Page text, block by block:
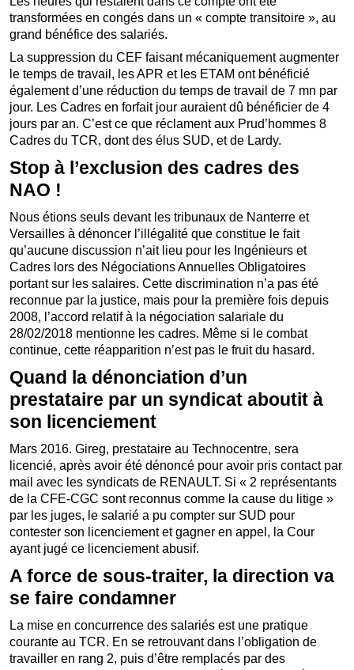
transformées en congés dans un « compte transitoire », au
grand bénéfice des salariés.
La suppression du CEF faisant mécaniquement augmenter
le temps de travail, les APR et les ETAM ont bénéficié
également d’une réduction du temps de travail de 7 mn par
jour. Les Cadres en forfait jour auraient dû bénéficier de 4
jours par an. C’est ce que réclament aux Prud’hommes 8
Cadres du TCR, dont des élus SUD, et de Lardy.
Stop à l’exclusion des cadres des
NAO !
Nous étions seuls devant les tribunaux de Nanterre et
Versailles à dénoncer l’illégalité que constitue le fait
qu’aucune discussion n’ait lieu pour les Ingénieurs et
Cadres lors des Négociations Annuelles Obligatoires
portant sur les salaires. Cette discrimination n’a pas été
reconnue par la justice, mais pour la première fois depuis
2008, l’accord relatif à la négociation salariale du
28/02/2018 mentionne les cadres. Même si le combat
continue, cette réapparition n’est pas le fruit du hasard.
Quand la dénonciation d’un
prestataire par un syndicat aboutit à
son licenciement
Mars 2016. Gireg, prestataire au Technocentre, sera
licencié, après avoir été dénoncé pour avoir pris contact par
mail avec les syndicats de RENAULT. Si « 2 représentants
de la CFE-CGC sont reconnus comme la cause du litige »
par les juges, le salarié a pu compter sur SUD pour
contester son licenciement et gagner en appel, la Cour
ayant jugé ce licenciement abusif.
A force de sous-traiter, la direction va
se faire condamner
La mise en concurrence des salariés est une pratique
courante au TCR. En se retrouvant dans l’obligation de
travailler en rang 2, puis d’être remplacés par des